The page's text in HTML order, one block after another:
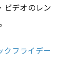
ビデオのレン
フライデー